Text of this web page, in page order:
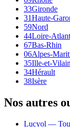
33Gironde
31Haute-
59Nord
44Loire-
67Bas-Rhin
06Alpes-
35Ille-et-
34Hérault
38Isère
Nos autres
Lucyol —